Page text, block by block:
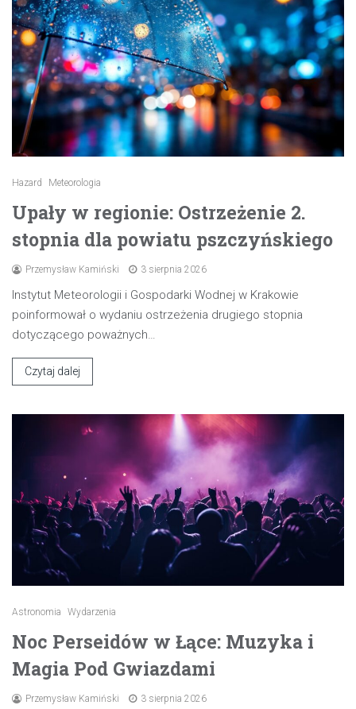
Hazard Meteorologia
Upały w regionie: Ostrzeżenie 2.
stopnia dla powiatu pszczyńskiego
Przemysław Kamiński 3 sierpnia 2026
Instytut Meteorologii i Gospodarki Wodnej w Krakowie
poinformował o wydaniu ostrzeżenia drugiego stopnia
dotyczącego poważnych…
Czytaj dalej
Astronomia Wydarzenia
Noc Perseidów w Łące: Muzyka i
Magia Pod Gwiazdami
Przemysław Kamiński 3 sierpnia 2026